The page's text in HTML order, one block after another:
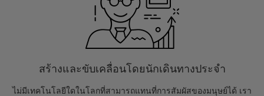
สร้างและขับเคลื่อนโดยนักเดินทางประจำ
ไม่มีเทคโนโลยีใดในโลกที่สามารถแทนที่การสัมผัสของมนุษย์ได้ เรา